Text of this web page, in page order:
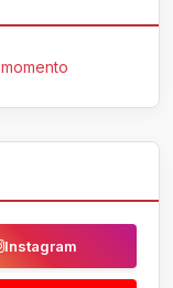
Instagram